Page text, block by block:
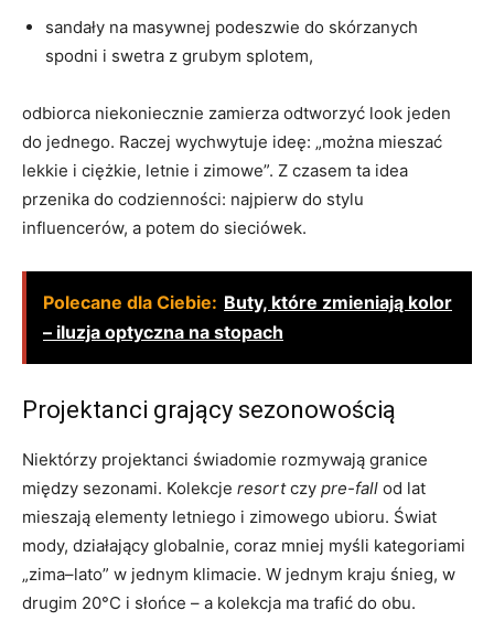
sandały na masywnej podeszwie do skórzanych
spodni i swetra z grubym splotem,
odbiorca niekoniecznie zamierza odtworzyć look jeden
do jednego. Raczej wychwytuje ideę: „można mieszać
lekkie i ciężkie, letnie i zimowe”. Z czasem ta idea
przenika do codzienności: najpierw do stylu
influencerów, a potem do sieciówek.
Polecane dla Ciebie: Buty, które zmieniają kolor
– iluzja optyczna na stopach
Projektanci grający sezonowością
Niektórzy projektanci świadomie rozmywają granice
między sezonami. Kolekcje resortczy pre-fall od lat
mieszają elementy letniego i zimowego ubioru. Świat
mody, działający globalnie, coraz mniej myśli kategoriami
„zima–lato” w jednym klimacie. W jednym kraju śnieg, w
drugim 20°C i słońce – a kolekcja ma trafić do obu.